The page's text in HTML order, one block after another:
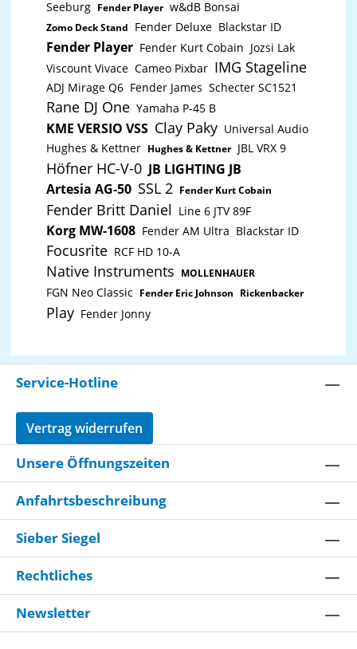
Seeburg Fender Player w&dB Bonsai
Zomo Deck Stand Fender Deluxe Blackstar ID
Fender Player Fender Kurt Cobain Jozsi Lak
Viscount Vivace Cameo Pixbar IMG Stageline
ADJ Mirage Q6 Fender James Schecter SC1521
Rane DJ One Yamaha P-45 B
KME VERSIO VSS Clay Paky Universal Audio
Hughes & Kettner Hughes & Kettner JBL VRX 9
Höfner HC-V-0 JB LIGHTING JB
Artesia AG-50 SSL 2 Fender Kurt Cobain
Fender Britt Daniel Line 6 JTV 89F
Korg MW-1608 Fender AM Ultra Blackstar ID
Focusrite RCF HD 10-A
Native Instruments MOLLENHAUER
FGN Neo Classic Fender Eric Johnson Rickenbacker
Play Fender Jonny
Service-Hotline
Vertrag widerrufen
Unsere Öffnungszeiten
Anfahrtsbeschreibung
Sieber Siegel
Rechtliches
Newsletter